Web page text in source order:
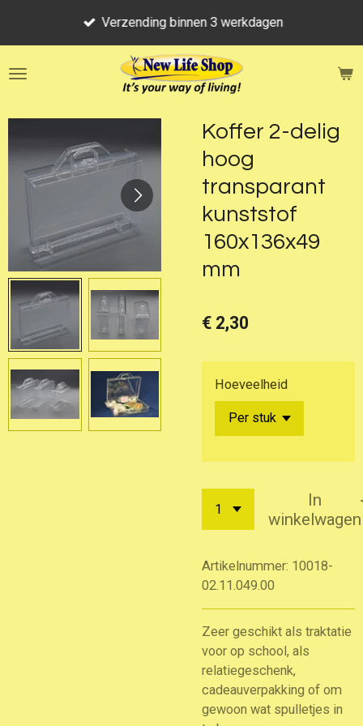
de
Verzending binnen 3 werkdagen
Koffer 2-delig
hoog
transparant
kunststof
160x136x49
mm
€ 2,30
Hoeveelheid
In
winkelwagen
Artikelnummer: 10018-
02.11.049.00
Zeer geschikt als traktatie
voor op school, als
relatiegeschenk,
cadeauverpakking of om
gewoon wat spulletjes in